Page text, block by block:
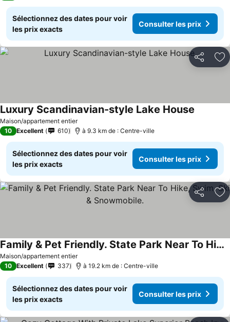
Sélectionnez des dates pour voir
les prix exacts
Consulter les prix
Partager
Maison/appartement entier
Luxury Scandinavian-style Lake House
10 Excellent 610 à 9.3 km de : Centre-ville
Sélectionnez des dates pour voir
les prix exacts
Consulter les prix
Partager
Maison/appartement entier
Family & Pet Friendly. State Park Near To Hike, Swim, Ski & Snowmobile.
10 Excellent 337 à 19.2 km de : Centre-ville
Sélectionnez des dates pour voir
les prix exacts
Consulter les prix